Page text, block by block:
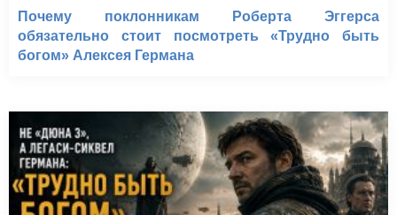
Почему поклонникам Роберта Эггерса
обязательно стоит посмотреть «Трудно быть
богом» Алексея Германа